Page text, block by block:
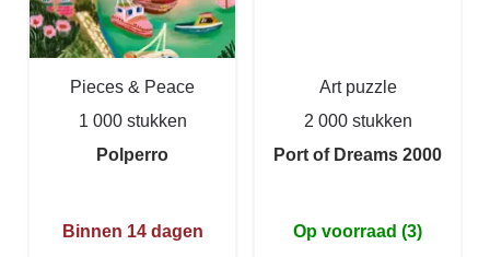
Pieces & Peace
1 000 stukken
Polperro
Binnen 14 dagen
Art puzzle
2 000 stukken
Port of Dreams 2000
Op voorraad (3)